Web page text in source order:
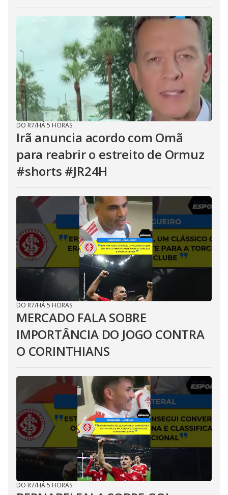
DO R7/HÁ 5 HORAS
Irã anuncia acordo com Omã
para reabrir o estreito de Ormuz
#shorts #JR24H
DO R7/HÁ 5 HORAS
MERCADO FALA SOBRE
IMPORTÂNCIA DO JOGO CONTRA
O CORINTHIANS
DO R7/HÁ 5 HORAS